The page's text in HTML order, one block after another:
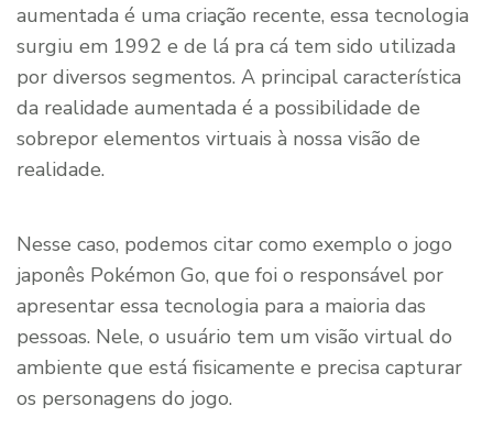
aumentada é uma criação recente, essa tecnologia
surgiu em 1992 e de lá pra cá tem sido utilizada
por diversos segmentos. A principal característica
da realidade aumentada é a possibilidade de
sobrepor elementos virtuais à nossa visão de
realidade.
Nesse caso, podemos citar como exemplo o jogo
japonês Pokémon Go, que foi o responsável por
apresentar essa tecnologia para a maioria das
pessoas. Nele, o usuário tem um visão virtual do
ambiente que está fisicamente e precisa capturar
os personagens do jogo.